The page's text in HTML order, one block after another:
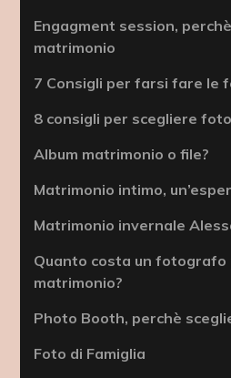
Engagment session,
matrimonio
7 Consigli per farsi fare le
8 consigli per scegliere
Album matrimonio o file?
Matrimonio intimo,
Matrimonio invernale
Quanto costa un fotografo
matrimonio?
Photo Booth, perchè
Foto di Famiglia